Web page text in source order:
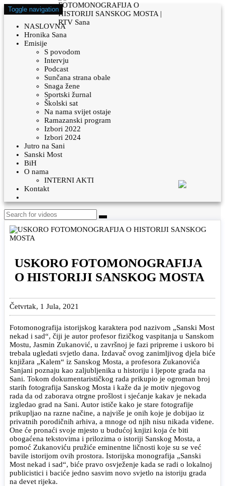
Toggle navigation
NASLOVNA
Hronika Sana
Emisije
S povodom
Intervju
Podcast
Sunčana strana obale
Snaga žene
Sportski žurnal
Školski sat
Na nama svijet ostaje
Ramazanski program
Izbori 2022
Izbori 2024
Jutro na Sani
Sanski Most
BiH
O nama
INTERNI AKTI
Kontakt
USKORO FOTOMONOGRAFIJA
O HISTORIJI SANSKOG MOSTA
Četvrtak, 1 Jula, 2021
Fotomonografija istorijskog karaktera pod nazivom „Sanski Most
nekad i sad“, čiji je autor profesor fizičkog vaspitanja u Sanskom
Mostu, Jasmin Zukanović, u završnoj je fazi pripreme i uskoro bi
trebala ugledati svjetlo dana. Izdavač ovog zanimljivog djela biće
knjižara „Kalem“ iz Sanskog Mosta, a profesora Zukanovića
Sanjani poznaju kao zaljubljenika u historiju i ljepote grada na
Sani. Tokom dokumentarističkog rada prikupio je ogroman broj
starih fotografija Sanskog Mosta i kaže da je motiv njegovog
rada da od zaborava otrgne prošlost i sjećanje kakav je nekada
izgledao grad na Sani. Autor ističe kako je stare fotografije
prikupljao na razne načine, a najviše je onih koje je dobijao iz
privatnih porodičnih arhiva, a mnoge od njih nisu nikada viđene.
One će pronaći svoje mjesto u budućoj knjizi koja će biti
obogaćena tekstovima i prilozima o istoriji Sanskog Mosta, a
pomoć Zukanoviću pružiće eminentne ličnosti koje su se već
bavile istorijom ovih prostora. Istorijska monografija „Sanski
Most nekad i sad“, biće pravo osvježenje kada se radi o lokalnoj
publicistici i baciće jedno sasvim novo svjetlo na istoriju grada
na devet rijeka.